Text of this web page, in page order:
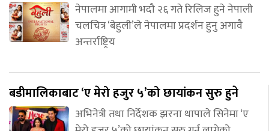
नेपालमा आगामी भदौ २६ गते रिलिज हुने नेपाली
चलचित्र ‘बेहुली’ले नेपालमा प्रदर्शन हुनु अगावै
अन्तर्राष्ट्रिय
बडीमालिकाबाट ‘ए मेरो हजुर ५’को छायांकन सुरु हुने
अभिनेत्री तथा निर्देशक झरना थापाले सिनेमा ‘ए